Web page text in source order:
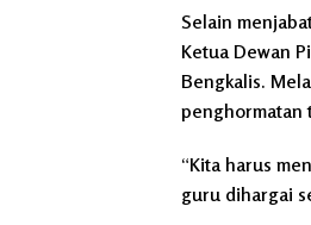
Selain
Ketua Dewan
Bengkalis.
penghormatan
“Kita harus
guru dihargai